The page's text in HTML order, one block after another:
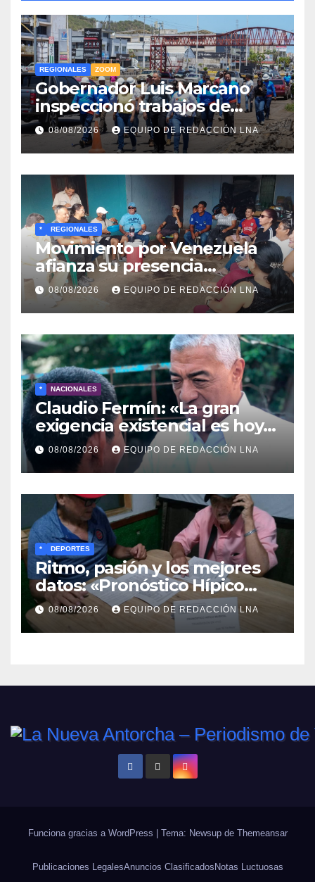
REGIONALES ZOOM
Gobernador Luis Marcano
inspeccionó trabajos de
rehabilitación en al Av.
Intercomunal
08/08/2026 EQUIPO DE REDACCIÓN LNA
* REGIONALES
Movimiento por Venezuela
afianza su presencia
comunitaria en La Ponderosa
y otras comunidades de
Anzoátegui
08/08/2026 EQUIPO DE REDACCIÓN LNA
* NACIONALES
Claudio Fermín: «La gran
exigencia existencial es hoy
la defensa de la soberanía»
08/08/2026 EQUIPO DE REDACCIÓN LNA
* DEPORTES
Ritmo, pasión y los mejores
datos: «Pronóstico Hípico
Musical» se adueña de los
domingos en La Poderosa
90.3 FM
08/08/2026 EQUIPO DE REDACCIÓN LNA
Funciona gracias a WordPress | Tema: Newsup de Themeansar
Publicaciones LegalesAnuncios Clasificados Notas Luctuosas